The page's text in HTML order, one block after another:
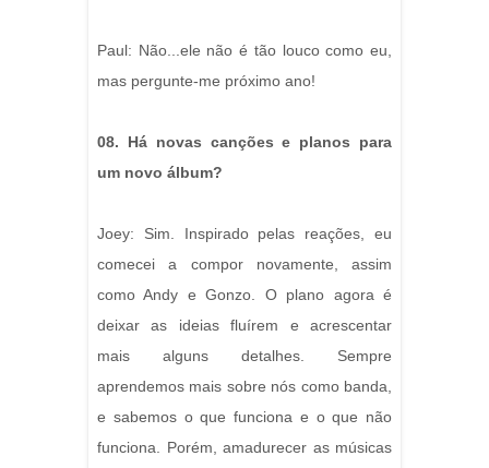
Paul: Não...ele não é tão louco como eu,
mas pergunte-me próximo ano!
08. Há novas canções e planos para
um novo álbum?
Joey: Sim. Inspirado pelas reações, eu
comecei a compor novamente, assim
como Andy e Gonzo. O plano agora é
deixar as ideias fluírem e acrescentar
mais alguns detalhes. Sempre
aprendemos mais sobre nós como banda,
e sabemos o que funciona e o que não
funciona. Porém, amadurecer as músicas